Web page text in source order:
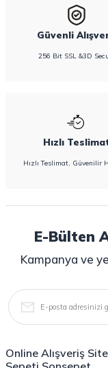
Güvenli
256 Bit SSL &3D
Hızlı
Hızlı Teslimat, Güvenilir
E-Bülten
Kampanya ve
Online Alışveriş